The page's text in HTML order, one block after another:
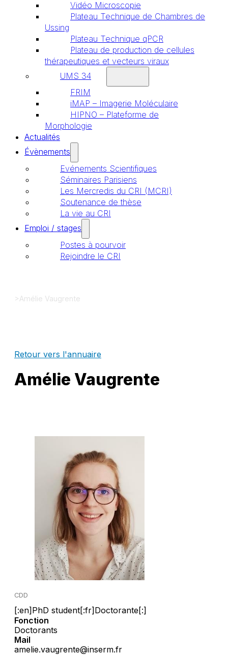
Vidéo Microscopie
Plateau Technique de Chambres de
Ussing
Plateau Technique qPCR
Plateau de production de cellules
thérapeutiques et vecteurs viraux
UMS 34
FRIM
iMAP – Imagerie Moléculaire
HIPNO – Plateforme de
Morphologie
Actualités
Évènements
Evénements Scientifiques
Séminaires Parisiens
Les Mercredis du CRI (MCRI)
Soutenance de thèse
La vie au CRI
Emploi / stages
Postes à pourvoir
Rejoindre le CRI
>Amélie Vaugrente
Retour vers l'annuaire
Amélie Vaugrente
CDD
[:en]PhD student[:fr]Doctorante[:]
Fonction
Doctorants
Mail
amelie.vaugrente@inserm.fr